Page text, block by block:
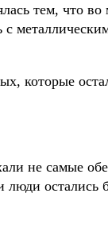
тем, что
которые
не самые
остались